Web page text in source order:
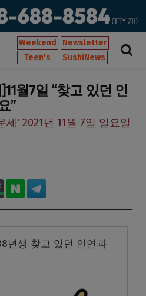
Weekend
Newsletter
Teen's
SushiNews
월7일 “찾고 있던 인
”
' 2021년 11월 7일 일요일
년생 찾고 있던 인연과